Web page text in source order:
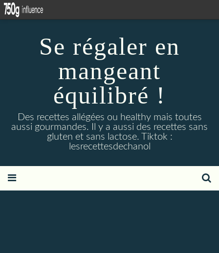
Se régaler en
mangeant
équilibré !
Des recettes allégées ou healthy mais toutes
aussi gourmandes. Il y a aussi des recettes sans
gluten et sans lactose. Tiktok :
lesrecettesdechanol